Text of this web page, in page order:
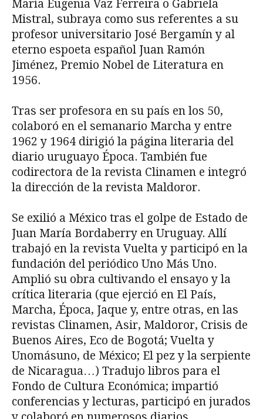
María Eugenia Vaz Ferreira o Gabriela
Mistral, subraya como sus referentes a su
profesor universitario José Bergamín y al
eterno espoeta español Juan Ramón
Jiménez, Premio Nobel de Literatura en
1956.
Tras ser profesora en su país en los 50,
colaboró en el semanario Marcha y entre
1962 y 1964 dirigió la página literaria del
diario uruguayo Época. También fue
codirectora de la revista Clinamen e integró
la dirección de la revista Maldoror.
Se exilió a México tras el golpe de Estado de
Juan María Bordaberry en Uruguay. Allí
trabajó en la revista Vuelta y participó en la
fundación del periódico Uno Más Uno.
Amplió su obra cultivando el ensayo y la
crítica literaria (que ejerció en El País,
Marcha, Época, Jaque y, entre otras, en las
revistas Clinamen, Asir, Maldoror, Crisis de
Buenos Aires, Eco de Bogotá; Vuelta y
Unomásuno, de México; El pez y la serpiente
de Nicaragua…) Tradujo libros para el
Fondo de Cultura Económica; impartió
conferencias y lecturas, participó en jurados